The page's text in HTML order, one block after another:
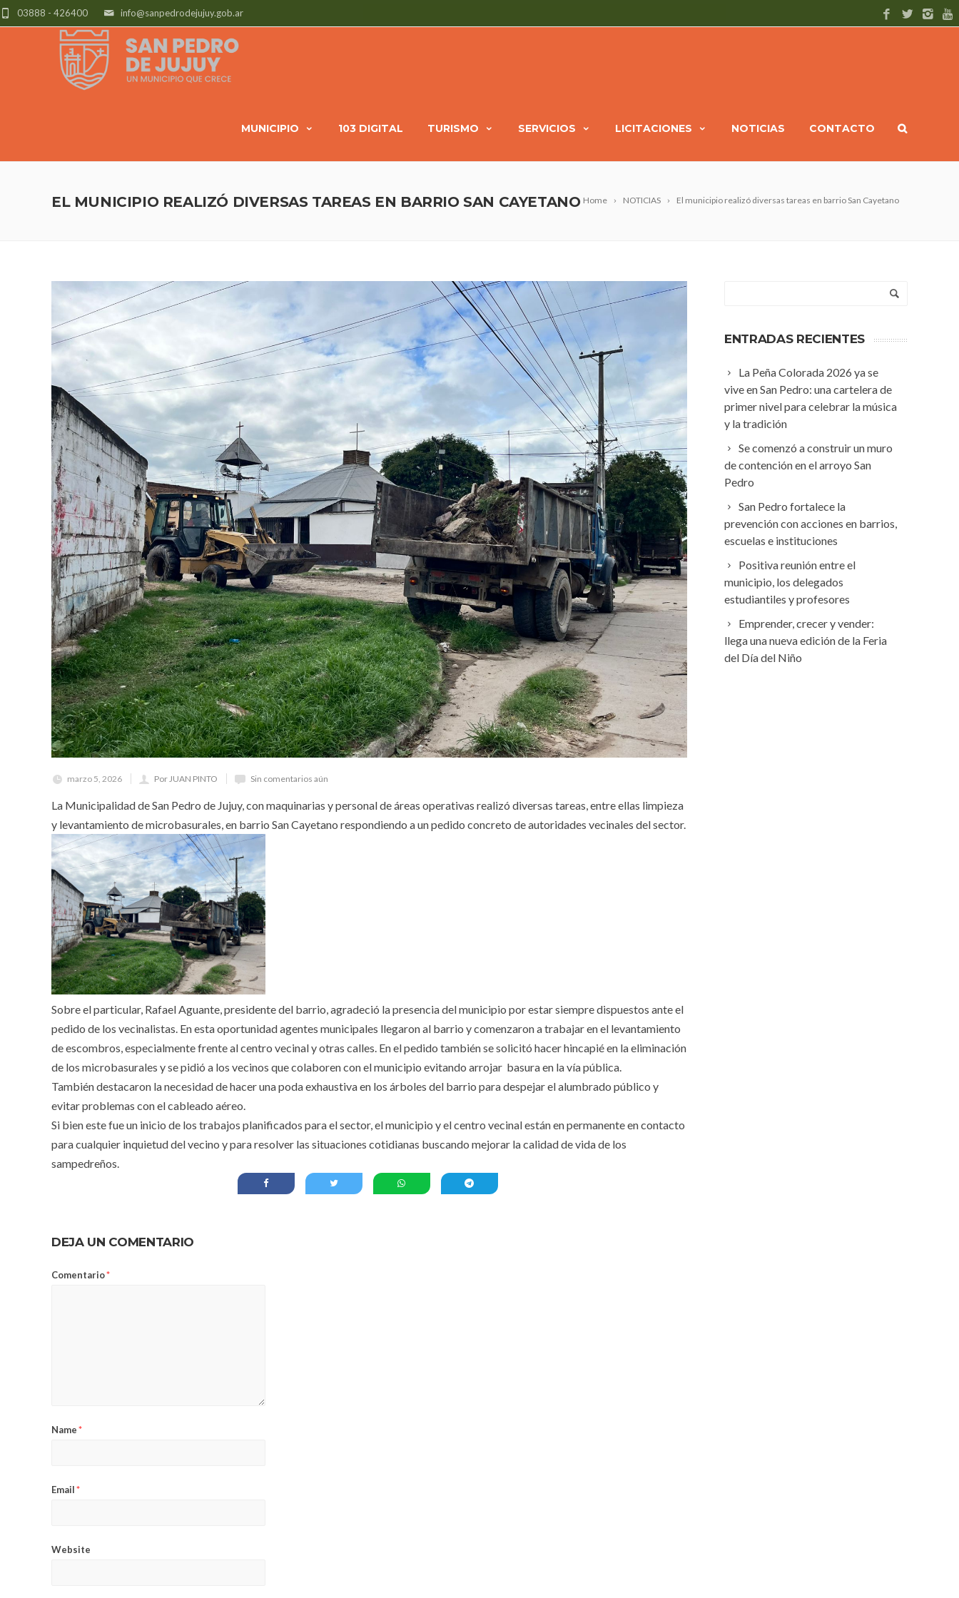
info@sanpedrodejujuy.gob.ar
03888 - 426400
MUNICIPIO 103 DIGITAL TURISMO SERVICIOS LICITACIONES NOTICIAS CONTACTO
Home NOTICIAS El municipio realizó diversas tareas en barrio San Cayetano
EL MUNICIPIO REALIZÓ DIVERSAS TAREAS EN BARRIO SAN CAYETANO
marzo 5, 2026 Por JUAN PINTO Sin comentarios aún
La Municipalidad de San Pedro de Jujuy, con maquinarias y personal de áreas operativas realizó diversas tareas, entre ellas limpieza
y levantamiento de microbasurales, en barrio San Cayetano respondiendo a un pedido concreto de autoridades vecinales del sector.
Sobre el particular, Rafael Aguante, presidente del barrio, agradeció la presencia del municipio por estar siempre dispuestos ante el
pedido de los vecinalistas. En esta oportunidad agentes municipales llegaron al barrio y comenzaron a trabajar en el levantamiento
de escombros, especialmente frente al centro vecinal y otras calles. En el pedido también se solicitó hacer hincapié en la eliminación
de los microbasurales y se pidió a los vecinos que colaboren con el municipio evitando arrojar basura en la vía pública.
También destacaron la necesidad de hacer una poda exhaustiva en los árboles del barrio para despejar el alumbrado público y
evitar problemas con el cableado aéreo.
Si bien este fue un inicio de los trabajos planificados para el sector, el municipio y el centro vecinal están en permanente en contacto
para cualquier inquietud del vecino y para resolver las situaciones cotidianas buscando mejorar la calidad de vida de los
sampedreños.
DEJA UN COMENTARIO
Comentario*
Name*
Email*
Website
ENTRADAS RECIENTES
La Peña Colorada 2026 ya se
vive en San Pedro: una cartelera de
primer nivel para celebrar la música
y la tradición
Se comenzó a construir un muro
de contención en el arroyo San
Pedro
San Pedro fortalece la
prevención con acciones en barrios,
escuelas e instituciones
Positiva reunión entre el
municipio, los delegados
estudiantiles y profesores
Emprender, crecer y vender:
llega una nueva edición de la Feria
del Día del Niño